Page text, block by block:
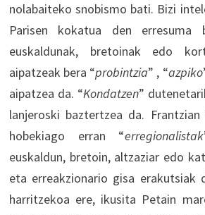
nolabaiteko snobismo bati. Bizi
Parisen kokatua den erresuma
euskaldunak, bretoinak edo
aipatzeak bera “probintzia” , “azpiko
aipatzea da. “Kondatzen”
lanjeroski baztertzea da. Frantzian
hobekiago erran “erregionalistak
euskaldun, bretoin, altzaziar edo
eta erreakzionario gisa erakutsiak
harritzekoa ere, ikusita Petain